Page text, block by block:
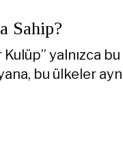
Sahip?
yalnızca
bu ülkeler